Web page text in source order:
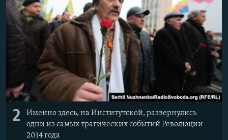
2
Именно здесь, на Институтской, развернулись
одни из самых трагических событий Революции
2014 года